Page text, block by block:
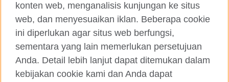
British Council global
Kerahasiaan dan Ketentuan
Cookie
Peta situs
konten web, menganalisis kunjungan ke situs
web, dan menyesuaikan iklan. Beberapa cookie
ini diperlukan agar situs web berfungsi,
sementara yang lain memerlukan persetujuan
Anda. Detail lebih lanjut dapat ditemukan dalam
kebijakan cookie kami dan Anda dapat